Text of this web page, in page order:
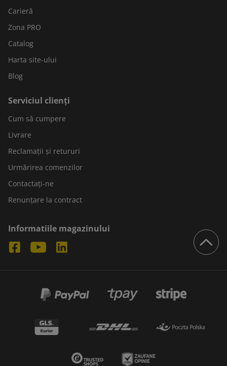
Carieră
Zona PRO
Catalog
Harta site-ului
Blog
Serviciul clienți
Cum să cumpere
Livrare
Reclamații și retururi
Urmărirea comenzilor
Contactați-ne
Renunțare la contract
Informatiile magazinului